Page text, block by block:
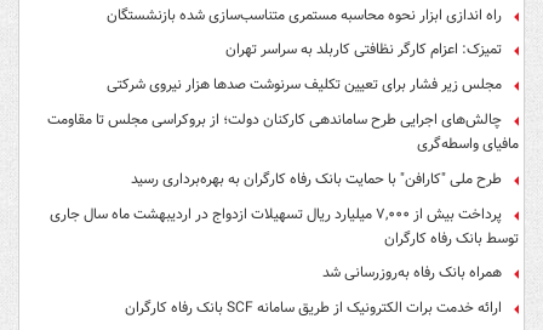
راه اندازی ابزار نحوه محاسبه مستمری متناسب‌سازی شده بازنشستگان
تمیزک: اعزام کارگر نظافتی کاربلد به سراسر تهران
مجلس زیر فشار برای تعیین تکلیف سرنوشت صدها هزار نیروی شرکتی
چالش‌های اجرایی طرح ساماندهی کارکنان دولت؛ از بروکراسی مجلس تا مقاومت
مافیای واسطه‌گری
طرح ملی "کارافن" با حمایت بانک رفاه کارگران به بهره‌برداری رسید
پرداخت بیش از ۷,۰۰۰ میلیارد ریال تسهیلات ازدواج در اردیبهشت ماه سال جاری
توسط بانک رفاه کارگران
همراه بانک رفاه به‌روزرسانی شد
ارائه خدمت برات الکترونیک از طریق سامانه SCF بانک رفاه کارگران